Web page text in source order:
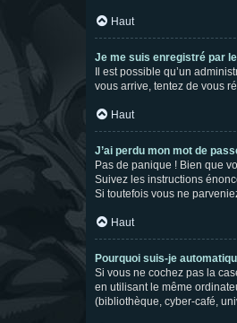
Haut
Je me suis enregistré par
Il est possible qu’un
vous arrive, tentez de vous
Haut
J’ai perdu mon mot de
Pas de panique ! Bien que
Suivez les instructions
Si toutefois vous ne
Haut
Pourquoi suis-je
Si vous ne cochez pas la
en utilisant le même
(bibliothèque, cyber-café,